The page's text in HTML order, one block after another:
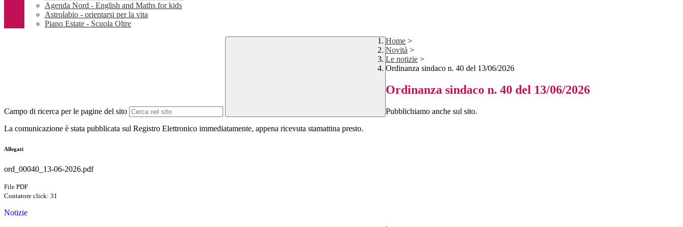
Agenda Nord - English and Maths for kids
Astrolabio - orientarsi per la vita
Piano Estate - Scuola Oltre
Campo di ricerca per le pagine del sito
Home >
Novità >
Le notizie >
Ordinanza sindaco n. 40 del 13/06/2026
Ordinanza sindaco n. 40 del 13/06/2026
Pubblichiamo anche sul sito.
La comunicazione è stata pubblicata sul Registro Elettronico immediatamente, appena ricevuta stamattina presto.
Allegati
ord_00040_13-06-2026.pdf
File PDF
Contatore click: 31
Notizie